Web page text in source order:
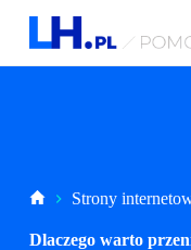
P
StronaStrony
Dlaczego warto